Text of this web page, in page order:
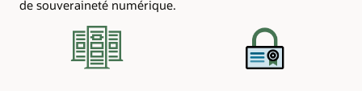
de souveraineté numérique.